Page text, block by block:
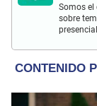
Somos el
sobre